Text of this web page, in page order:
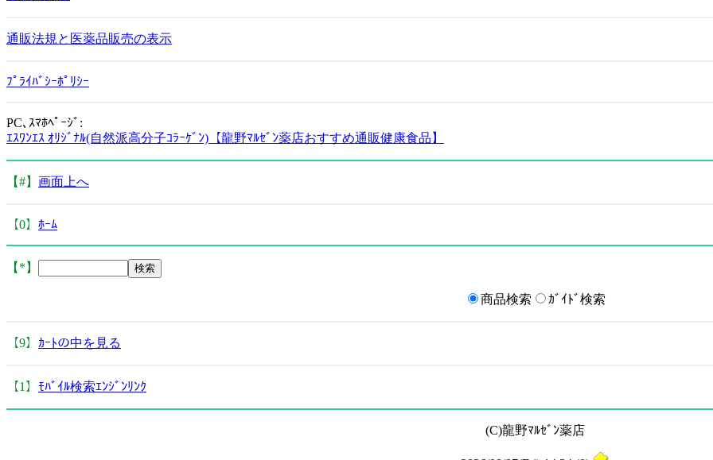
通販法規と医薬品販売の表示
ﾌﾟﾗｲﾊﾞｼｰﾎﾟﾘｼｰ
PC､ｽﾏﾎﾍﾟｰｼﾞ:
ｴｽﾜﾝｴｽ ｵﾘｼﾞﾅﾙ(自然派高分子ｺﾗｰｹﾞﾝ)【龍野ﾏﾙｾﾞﾝ薬店おすすめ通販健康食品】
【#】 画面上へ
【0】 ﾎｰﾑ
【*】
商品検索 ｶﾞｲﾄﾞ検索
【9】 ｶｰﾄの中を見る
【1】 ﾓﾊﾞｲﾙ検索ｴﾝｼﾞﾝﾘﾝｸ
(C)龍野ﾏﾙｾﾞﾝ薬店